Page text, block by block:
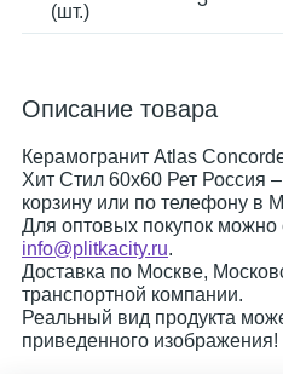
(шт.)
Описание товара
Керамогранит Atlas
Хит Стил 60x60 Рет Россия –
корзину или по телефону в
Для оптовых покупок можно
info@plitkacity.ru.
Доставка по Москве,
транспортной компании.
Реальный вид продукта
приведенного изображения!